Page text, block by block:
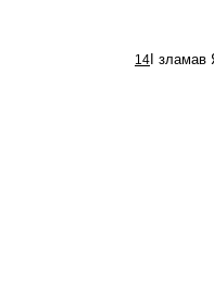
14 І